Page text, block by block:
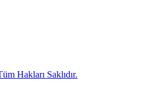
Hakları Saklıdır.